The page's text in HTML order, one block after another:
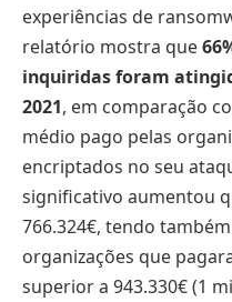
experiências de
relatório mostra que
inquiridas foram
2021, em comparação
médio pago pelas
encriptados no seu
significativo aumentou
766.324€, tendo
organizações que
superior a 943.330€ (1